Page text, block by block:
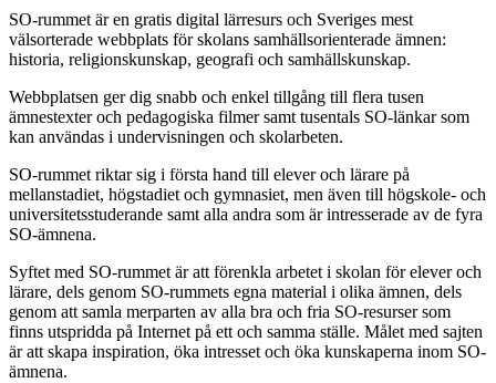
SO-rummet är en gratis digital lärresurs och Sveriges mest
välsorterade webbplats för skolans samhällsorienterade ämnen:
historia, religionskunskap, geografi och samhällskunskap.
Webbplatsen ger dig snabb och enkel tillgång till flera tusen
ämnestexter och pedagogiska filmer samt tusentals SO-länkar som
kan användas i undervisningen och skolarbeten.
SO-rummet riktar sig i första hand till elever och lärare på
mellanstadiet, högstadiet och gymnasiet, men även till högskole- och
universitetsstuderande samt alla andra som är intresserade av de fyra
SO-ämnena.
Syftet med SO-rummet är att förenkla arbetet i skolan för elever och
lärare, dels genom SO-rummets egna material i olika ämnen, dels
genom att samla merparten av alla bra och fria SO-resurser som
finns utspridda på Internet på ett och samma ställe. Målet med sajten
är att skapa inspiration, öka intresset och öka kunskaperna inom SO-
ämnena.